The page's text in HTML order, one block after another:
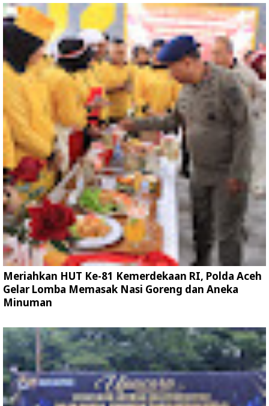
Meriahkan HUT Ke-81 Kemerdekaan RI, Polda Aceh
Gelar Lomba Memasak Nasi Goreng dan Aneka
Minuman